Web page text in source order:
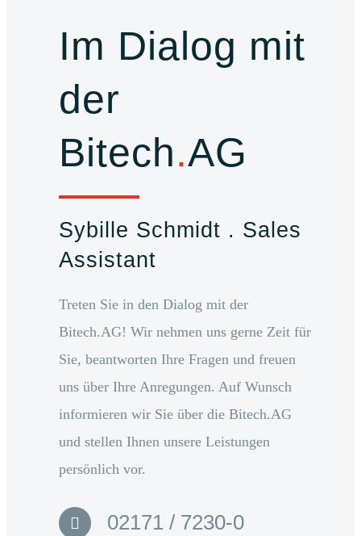
Im Dialog mit
der
Bitech.AG
Sybille Schmidt . Sales
Assistant
Treten Sie in den Dialog mit der
Bitech.AG! Wir nehmen uns gerne Zeit für
Sie, beantworten Ihre Fragen und freuen
uns über Ihre Anregungen. Auf Wunsch
informieren wir Sie über die Bitech.AG
und stellen Ihnen unsere Leistungen
persönlich vor.
02171 / 7230-0